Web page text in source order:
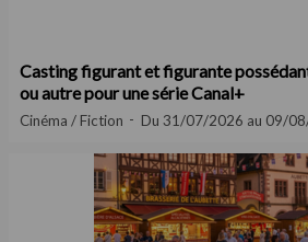
Casting figurant et figurante
ou autre pour une série Canal+
Cinéma / Fiction Du 31/07/2026 au 09/